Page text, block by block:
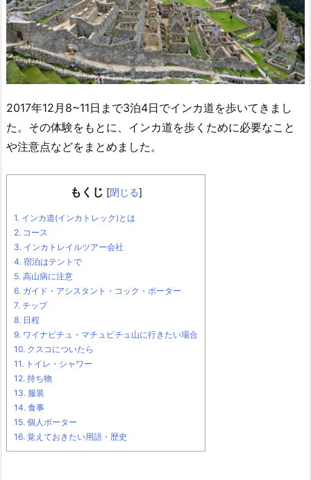
2017年12月8~11日まで3泊4日でインカ道を歩いてきまし
た。その体験をもとに、インカ道を歩くために必要なこと
や注意点などをまとめました。
もくじ [閉じる]
1. インカ道(インカトレック)とは
2. コース
3. インカトレイルツアー会社
4. 宿泊はテントで
5. 高山病に注意
6. ガイド・アシスタント・コック・ポーター
7. チップ
8. 日程
9. ワイナピチュ・マチュピチュ山に行きたい場合
10. クスコについたら
11. トイレ・シャワー
12. 持ち物
13. 服装
14. 食事
15. 個人ポーター
16. 覚えておきたい用語・歴史